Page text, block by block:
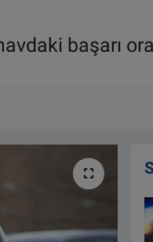
başarı